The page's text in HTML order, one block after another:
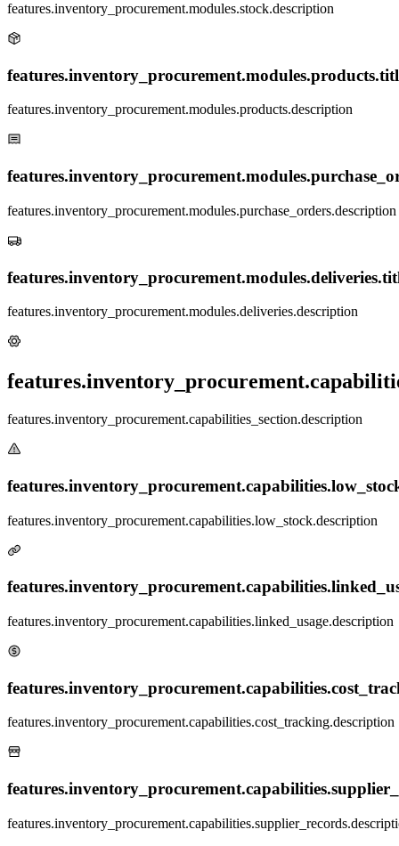
features.inventory_procurement.modules.stock.description
features.inventory_procurement.modules.products.description
features.inventory_procurement.modules.purchase_orders.description
features.inventory_procurement.modules.deliveries.description
features.inventory_procurement.capabilities_section.description
features.inventory_procurement.capabilities.low_stock.description
features.inventory_procurement.capabilities.linked_usage.description
features.inventory_procurement.capabilities.cost_tracking.description